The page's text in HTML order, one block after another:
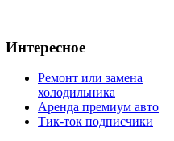
Интересное
Ремонт или замена
холодильника
Аренда премиум авто
Тик-ток подписчики